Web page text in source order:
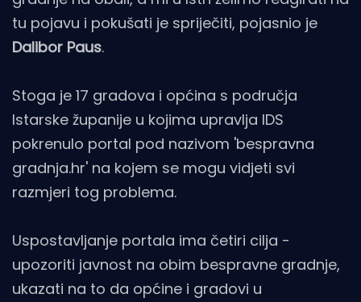
tu pojavu i pokušati je spriječiti, pojasnio je
Dalibor Paus.
Stoga je 17 gradova i općina s područja
Istarske županije u kojima upravlja IDS
pokrenulo portal pod nazivom 'bespravna
gradnja.hr' na kojem se mogu vidjeti svi
razmjeri tog problema.
Uspostavljanje portala ima četiri cilja -
upozoriti javnost na obim bespravne gradnje,
ukazati na to da općine i gradovi u